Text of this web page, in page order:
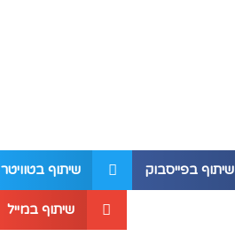
שיתוף בפייסבוק שיתוף בטוויטר
שיתוף במייל